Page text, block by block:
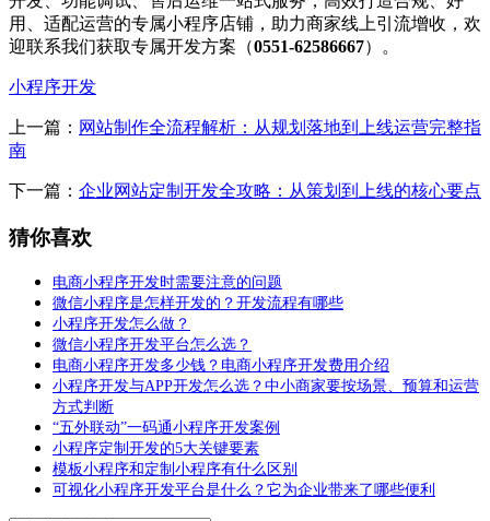
用、适配运营的专属小程序店铺，助力商家线上引流增收，欢
迎联系我们获取专属开发方案（0551-62586667）。
小程序开发
上一篇： 网站制作全流程解析：从规划落地到上线运营完整指
南
下一篇： 企业网站定制开发全攻略：从策划到上线的核心要点
猜你喜欢
电商小程序开发时需要注意的问题
微信小程序是怎样开发的？开发流程有哪些
小程序开发怎么做？
微信小程序开发平台怎么选？
电商小程序开发多少钱？电商小程序开发费用介绍
小程序开发与APP开发怎么选？中小商家要按场景、预算和运营
方式判断
“五外联动”一码通小程序开发案例
小程序定制开发的5大关键要素
模板小程序和定制小程序有什么区别
可视化小程序开发平台是什么？它为企业带来了哪些便利